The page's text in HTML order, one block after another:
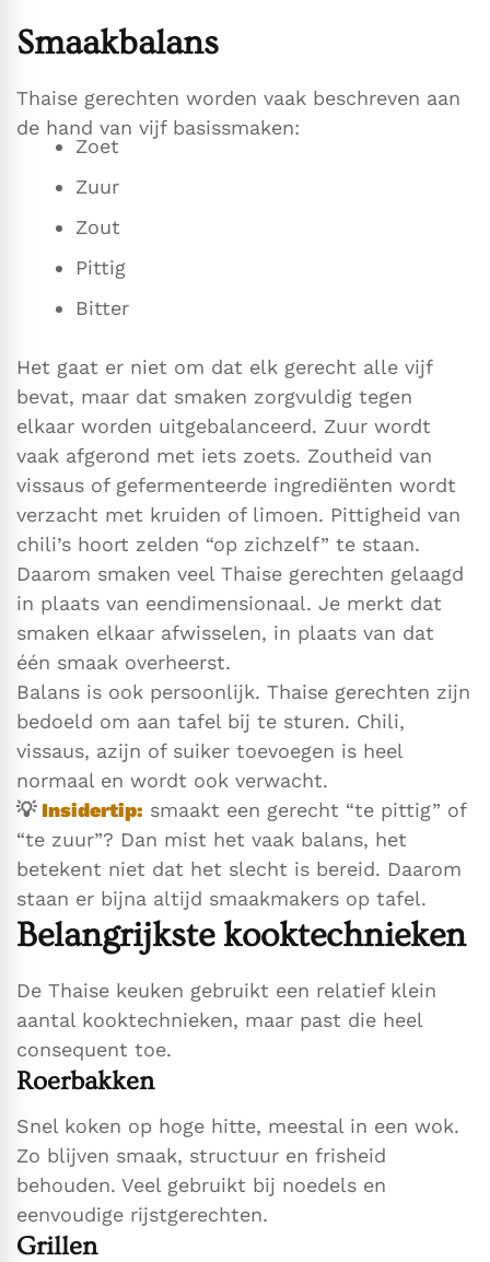
Smaakbalans
Thaise gerechten worden vaak beschreven aan
de hand van vijf basissmaken:
Zoet
Zuur
Zout
Pittig
Bitter
Het gaat er niet om dat elk gerecht alle vijf
bevat, maar dat smaken zorgvuldig tegen
elkaar worden uitgebalanceerd. Zuur wordt
vaak afgerond met iets zoets. Zoutheid van
vissaus of gefermenteerde ingrediënten wordt
verzacht met kruiden of limoen. Pittigheid van
chili’s hoort zelden “op zichzelf” te staan.
Daarom smaken veel Thaise gerechten gelaagd
in plaats van eendimensionaal. Je merkt dat
smaken elkaar afwisselen, in plaats van dat
één smaak overheerst.
Balans is ook persoonlijk. Thaise gerechten zijn
bedoeld om aan tafel bij te sturen. Chili,
vissaus, azijn of suiker toevoegen is heel
normaal en wordt ook verwacht.
💡Insidertip: smaakt een gerecht “te pittig” of
“te zuur”? Dan mist het vaak balans, het
betekent niet dat het slecht is bereid. Daarom
staan er bijna altijd smaakmakers op tafel.
Belangrijkste kooktechnieken
De Thaise keuken gebruikt een relatief klein
aantal kooktechnieken, maar past die heel
consequent toe.
Roerbakken
Snel koken op hoge hitte, meestal in een wok.
Zo blijven smaak, structuur en frisheid
behouden. Veel gebruikt bij noedels en
eenvoudige rijstgerechten.
Grillen